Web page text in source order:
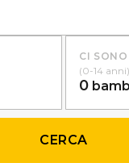
CI
(0-14 anni)
0
CERCA